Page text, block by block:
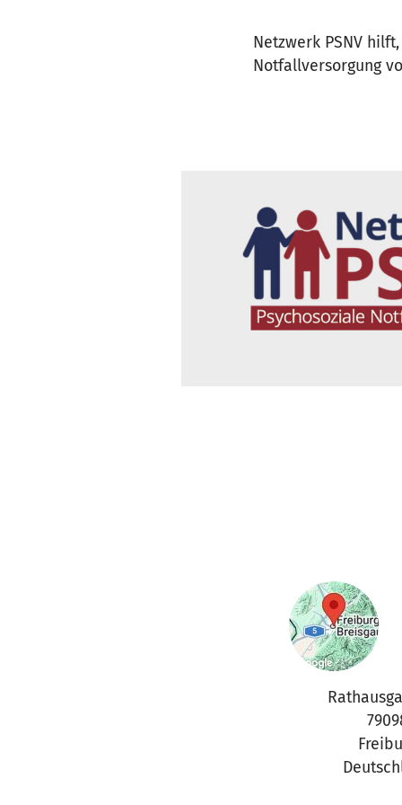
Netzwerk PSNV
Notfallversorgung